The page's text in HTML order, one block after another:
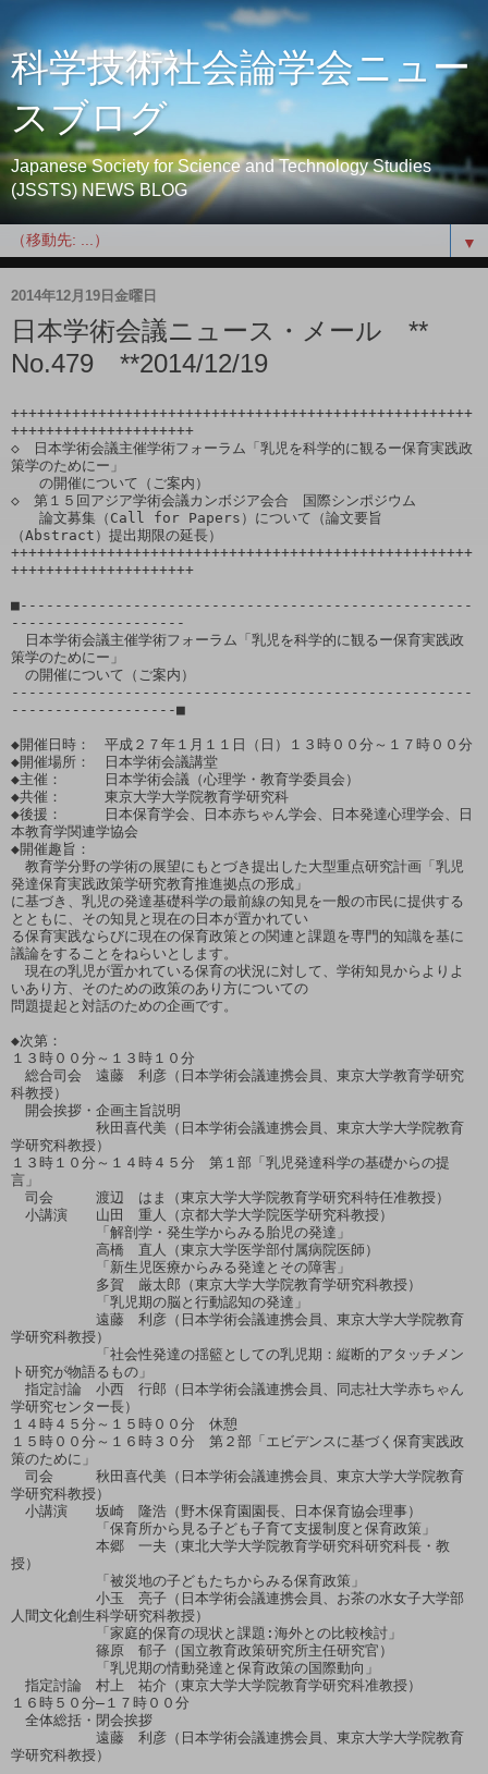
科学技術社会論学会ニュー
スブログ
Japanese Society for Science and Technology Studies
(JSSTS) NEWS BLOG
▼
2014年12月19日金曜日
日本学術会議ニュース・メール **
No.479 **2014/12/19
+++++++++++++++++++++++++++++++++++++++++++++++++++++
+++++++++++++++++++++
◇　日本学術会議主催学術フォーラム「乳児を科学的に観るー保育実践政
策学のためにー」
の開催について（ご案内）
◇　第１５回アジア学術会議カンボジア会合　国際シンポジウム
論文募集（Call for Papers）について（論文要旨
（Abstract）提出期限の延長）
+++++++++++++++++++++++++++++++++++++++++++++++++++++
+++++++++++++++++++++
■----------------------------------------------------
--------------------
日本学術会議主催学術フォーラム「乳児を科学的に観るー保育実践政
策学のためにー」
の開催について（ご案内）
-----------------------------------------------------
-------------------■
◆開催日時：　平成２７年１月１１日（日）１３時００分～１７時００分
◆開催場所：　日本学術会議講堂
◆主催：　　　日本学術会議（心理学・教育学委員会）
◆共催：　　　東京大学大学院教育学研究科
◆後援：　　　日本保育学会、日本赤ちゃん学会、日本発達心理学会、日
本教育学関連学協会
◆開催趣旨：
教育学分野の学術の展望にもとづき提出した大型重点研究計画「乳児
発達保育実践政策学研究教育推進拠点の形成」
に基づき、乳児の発達基礎科学の最前線の知見を一般の市民に提供する
とともに、その知見と現在の日本が置かれてい
る保育実践ならびに現在の保育政策との関連と課題を専門的知識を基に
議論をすることをねらいとします。
現在の乳児が置かれている保育の状況に対して、学術知見からよりよ
いあり方、そのための政策のあり方についての
問題提起と対話のための企画です。
◆次第：
１３時００分～１３時１０分
総合司会　遠藤　利彦（日本学術会議連携会員、東京大学教育学研究
科教授）
開会挨拶・企画主旨説明
秋田喜代美（日本学術会議連携会員、東京大学大学院教育
学研究科教授）
１３時１０分～１４時４５分　第１部「乳児発達科学の基礎からの提
言」
司会　　　渡辺　はま（東京大学大学院教育学研究科特任准教授）
小講演　　山田　重人（京都大学大学院医学研究科教授）
「解剖学・発生学からみる胎児の発達」
高橋　直人（東京大学医学部付属病院医師）
「新生児医療からみる発達とその障害」
多賀　厳太郎（東京大学大学院教育学研究科教授）
「乳児期の脳と行動認知の発達」
遠藤　利彦（日本学術会議連携会員、東京大学大学院教育
学研究科教授）
「社会性発達の揺籃としての乳児期：縦断的アタッチメン
ト研究が物語るもの」
指定討論　小西　行郎（日本学術会議連携会員、同志社大学赤ちゃん
学研究センター長）
１４時４５分～１５時００分　休憩
１５時００分～１６時３０分　第２部「エビデンスに基づく保育実践政
策のために」
司会　　　秋田喜代美（日本学術会議連携会員、東京大学大学院教育
学研究科教授）
小講演　　坂崎　隆浩（野木保育園園長、日本保育協会理事）
「保育所から見る子ども子育て支援制度と保育政策」
本郷　一夫（東北大学大学院教育学研究科研究科長・教
授）
「被災地の子どもたちからみる保育政策」
小玉　亮子（日本学術会議連携会員、お茶の水女子大学部
人間文化創生科学研究科教授）
「家庭的保育の現状と課題:海外との比較検討」
篠原　郁子（国立教育政策研究所主任研究官）
「乳児期の情動発達と保育政策の国際動向」
指定討論　村上　祐介（東京大学大学院教育学研究科准教授）
１６時５０分―１７時００分
全体総括・閉会挨拶
遠藤　利彦（日本学術会議連携会員、東京大学大学院教育
学研究科教授）